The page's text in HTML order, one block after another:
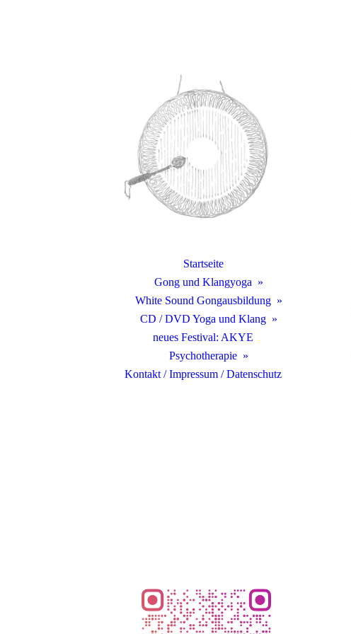
Startseite
Gong und Klangyoga
White Sound Gongausbildung
CD / DVD Yoga und Klang
neues Festival: AKYE
Psychotherapie
Kontakt / Impressum / Datenschutz